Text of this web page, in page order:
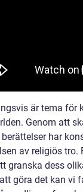
är tema för
Genom att
har
av religiös
granska dess
göra det kan vi